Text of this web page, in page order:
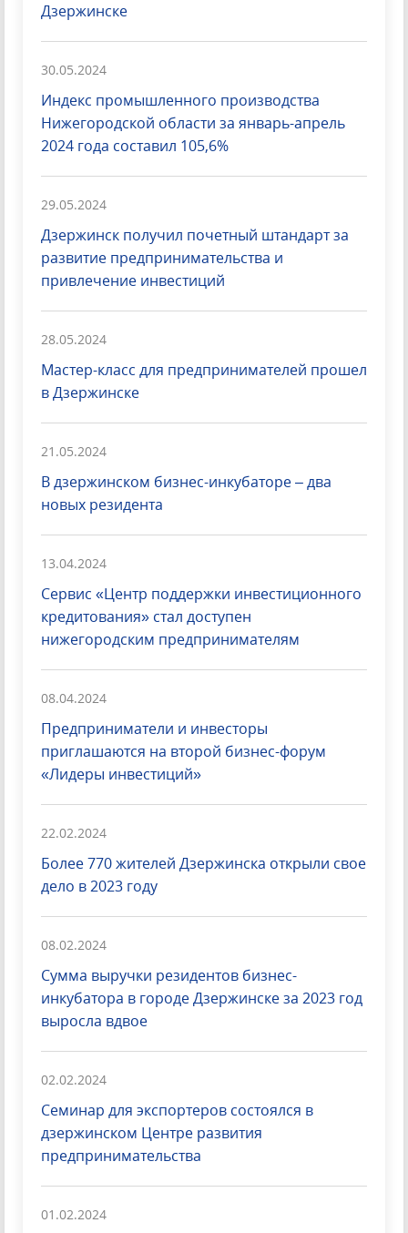
Дзержинске
30.05.2024
Индекс промышленного производства
Нижегородской области за январь-апрель
2024 года составил 105,6%
29.05.2024
Дзержинск получил почетный штандарт за
развитие предпринимательства и
привлечение инвестиций
28.05.2024
Мастер-класс для предпринимателей прошел
в Дзержинске
21.05.2024
В дзержинском бизнес-инкубаторе – два
новых резидента
13.04.2024
Сервис «Центр поддержки инвестиционного
кредитования» стал доступен
нижегородским предпринимателям
08.04.2024
Предприниматели и инвесторы
приглашаются на второй бизнес-форум
«Лидеры инвестиций»
22.02.2024
Более 770 жителей Дзержинска открыли свое
дело в 2023 году
08.02.2024
Сумма выручки резидентов бизнес-
инкубатора в городе Дзержинске за 2023 год
выросла вдвое
02.02.2024
Семинар для экспортеров состоялся в
дзержинском Центре развития
предпринимательства
01.02.2024